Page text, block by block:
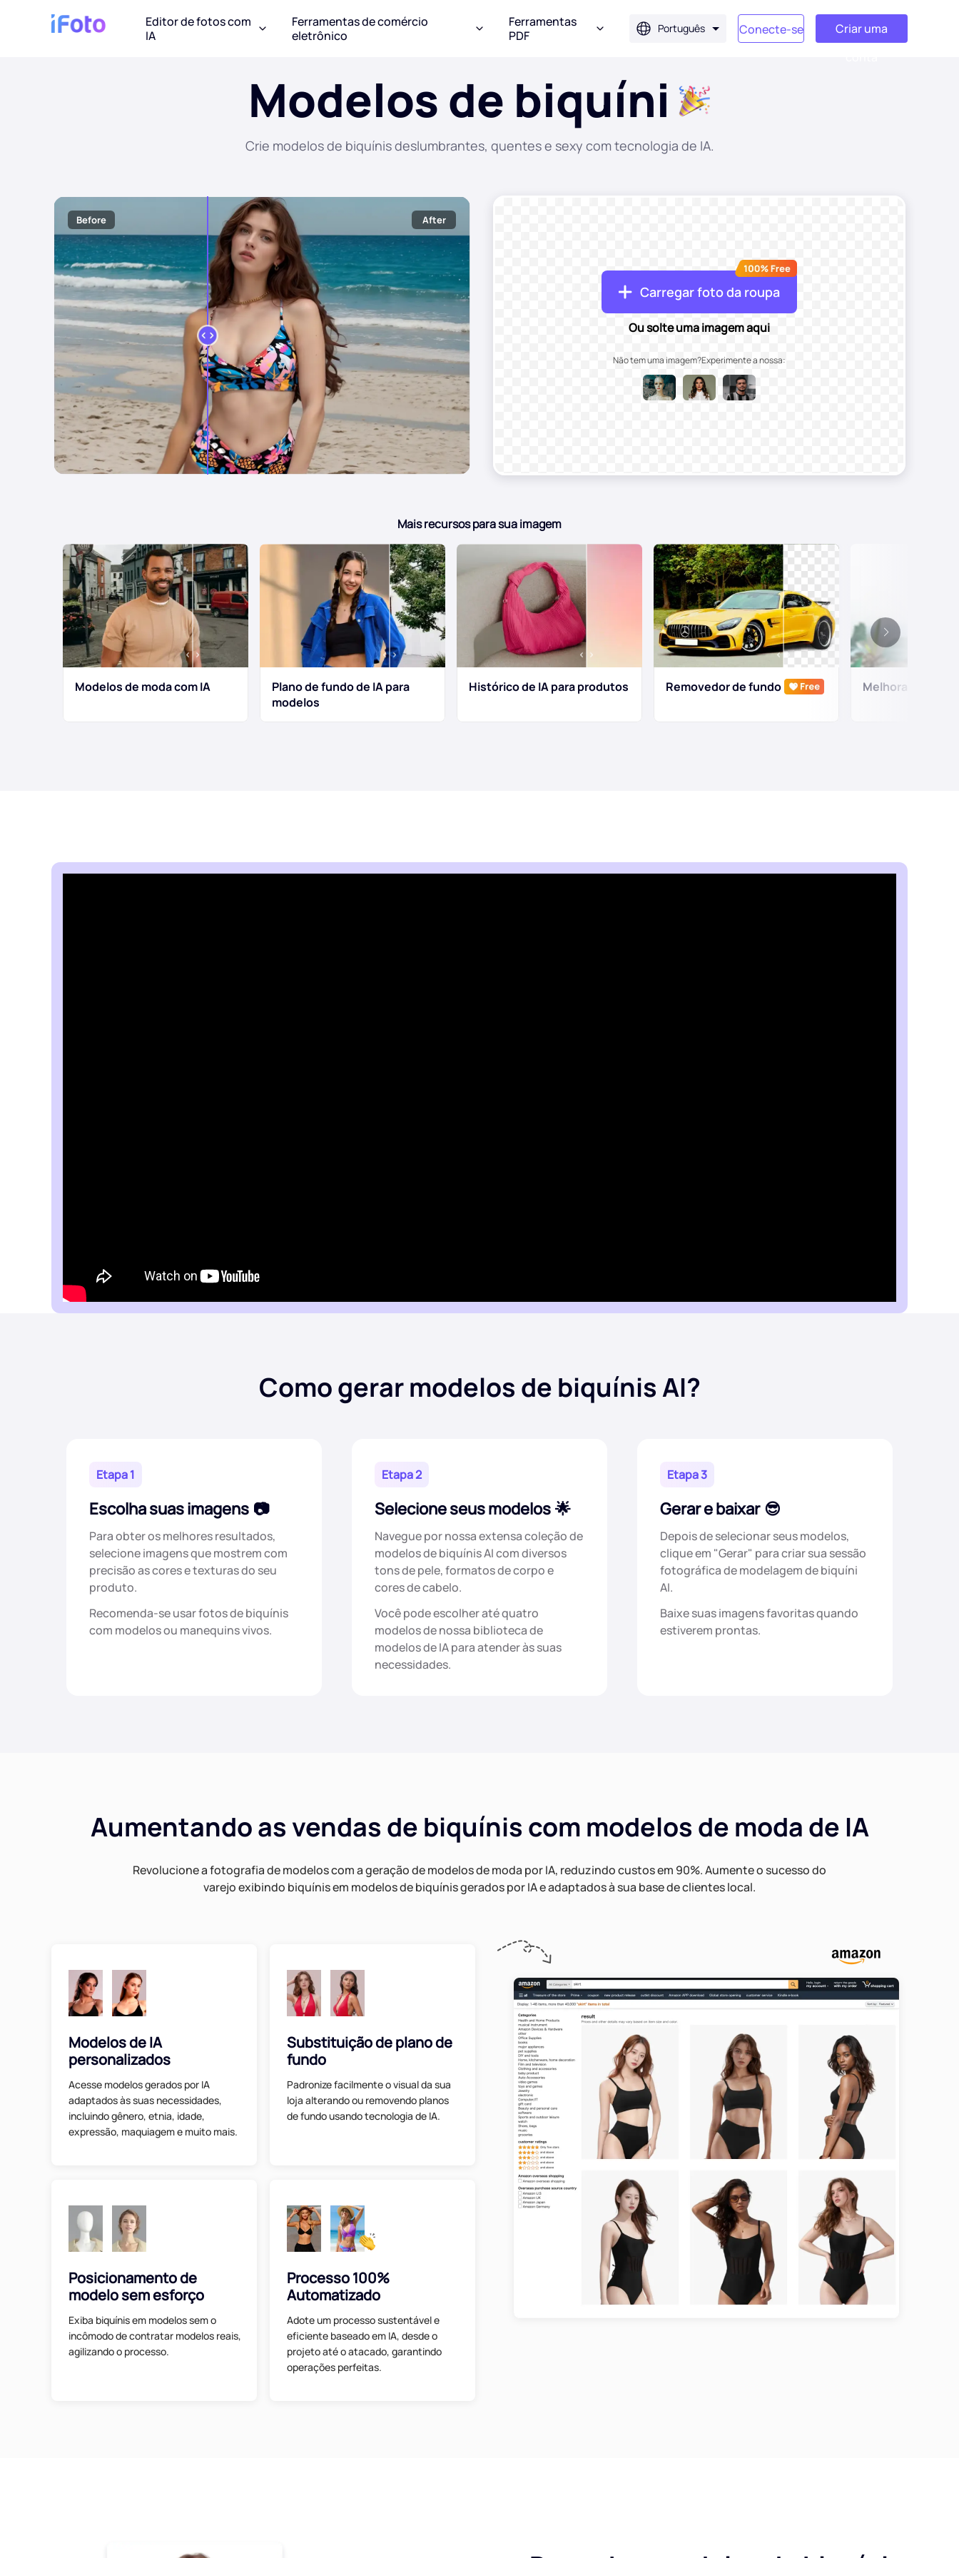
Editor de fotos com
IA
Ferramentas de comércio
eletrônico
Ferramentas
PDF
Português Conecte-se
Criar uma
Modelos de biquíni
Crie modelos de biquínis deslumbrantes, quentes e sexy com tecnologia de IA.
Before After
Carregar foto da roupa
Ou solte uma imagem aqui
Não tem uma imagem?Experimente a nossa:
Mais recursos para sua imagem
Modelos de moda com IA
Plano de fundo de IA para
modelos
Histórico de IA para produtos Removedor de fundo Melhorador de
Como gerar modelos de biquínis AI?
Etapa 1
Escolha suas imagens
Para obter os melhores resultados,
selecione imagens que mostrem com
precisão as cores e texturas do seu
produto.
Recomenda-se usar fotos de biquínis
com modelos ou manequins vivos.
Etapa 2
Selecione seus modelos
Navegue por nossa extensa coleção de
modelos de biquínis AI com diversos
tons de pele, formatos de corpo e
cores de cabelo.
Você pode escolher até quatro
modelos de nossa biblioteca de
modelos de IA para atender às suas
necessidades.
Etapa 3
Gerar e baixar
Depois de selecionar seus modelos,
clique em "Gerar" para criar sua sessão
fotográfica de modelagem de biquíni
AI.
Baixe suas imagens favoritas quando
estiverem prontas.
Aumentando as vendas de biquínis com modelos de moda de IA
Revolucione a fotografia de modelos com a geração de modelos de moda por IA, reduzindo custos em 90%. Aumente o sucesso do
varejo exibindo biquínis em modelos de biquínis gerados por IA e adaptados à sua base de clientes local.
Modelos de IA
personalizados
Acesse modelos gerados por IA
adaptados às suas necessidades,
incluindo gênero, etnia, idade,
expressão, maquiagem e muito mais.
Substituição de plano de
fundo
Padronize facilmente o visual da sua
loja alterando ou removendo planos
de fundo usando tecnologia de IA.
Posicionamento de
modelo sem esforço
Exiba biquínis em modelos sem o
incômodo de contratar modelos reais,
agilizando o processo.
Processo 100%
Automatizado
Adote um processo sustentável e
eficiente baseado em IA, desde o
projeto até o atacado, garantindo
operações perfeitas.